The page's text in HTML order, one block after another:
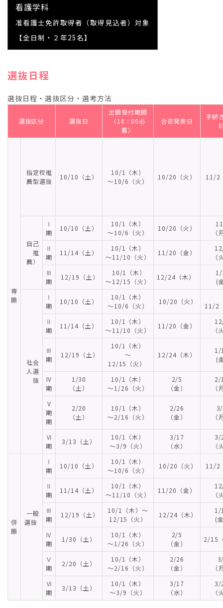
看護学科
准看護士免許取得者（取得見込者）対象
【全日制・２年25名】
選抜日程
選抜日程・選抜区分・選考方法
選抜区分 選抜日
出願受付期間
（18：00必
着）
合否発表日
手続
専
願
指定校推
薦型選抜
10/10（土）
10/1（木）
～10/6（火）
10/20（火） 11/2
自己
推
薦）
Ⅰ
期
10/10（土）
10/1（木）
～10/6（火）
10/20（火）
（
Ⅱ
期
11/14（土）
10/1（木）
～11/10（火）
11/20（金）
（
Ⅲ
期
12/19（土）
10/1（木）
～12/15（火）
12/24（木）
(
社会
人選
抜
Ⅰ
期
10/10（土）
10/1（木）
～10/6（火）
10/20（火）
11/2
Ⅱ
期
11/14（土）
10/1（木）
～11/10（火）
11/20（金）
（
Ⅲ
期
12/19（土）
10/1（木）
～
12/15（火）
12/24（木）
1/
(
IV
期
1/30
（土）
10/1（木）
～1/26（火）
2/5
（金）
2/
（
V
期
期
2/20
（土）
10/1（木）
～2/16（火）
2/26
（金）
（
Ⅵ
期
3/13（土）
10/1（木）
～3/9（火）
3/17
（水）
3/
（
併
願
一般
選抜
Ⅰ
期
10/10（土）
10/1（木）
～10/6（火）
10/20（火） 11/2
Ⅱ
期
11/14（土）
10/1（木）
～11/10（火）
11/20（金）
（
Ⅲ
期
12/19（土）
10/1（木）～
12/15（火）
12/24（木）
1/
(
Ⅳ
期
1/30（土）
10/1（木）
～1/26（火）
2/5
（金）
2/15
Ⅴ
期
2/20（土）
10/1（木）
～2/16（火）
2/26
（金）
（
Ⅵ
期
3/13（土）
10/1（木）
～3/9（火）
3/17
（水）
3/
（